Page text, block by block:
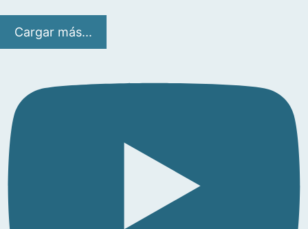
Cargar más...